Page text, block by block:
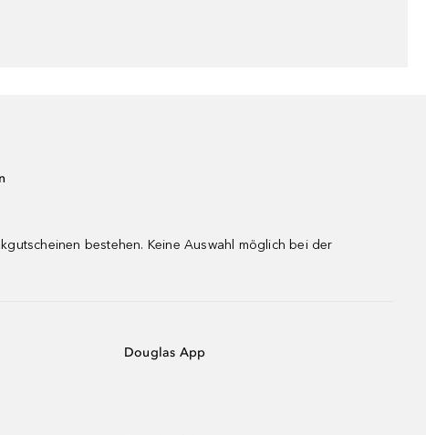
bestehen. Keine Auswahl möglich bei der
Douglas App